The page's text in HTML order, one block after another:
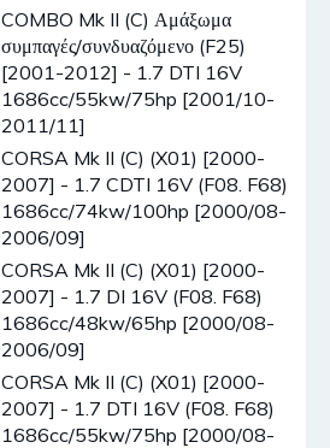
COMBO Mk II (C) Αμάξωμα
συμπαγές/συνδυαζόμενο (F25)
[2001-2012] - 1.7 DTI 16V
1686cc/55kw/75hp [2001/10-
2011/11]
CORSA Mk II (C) (X01) [2000-
2007] - 1.7 CDTI 16V (F08. F68)
1686cc/74kw/100hp [2000/08-
2006/09]
CORSA Mk II (C) (X01) [2000-
2007] - 1.7 DI 16V (F08. F68)
1686cc/48kw/65hp [2000/08-
2006/09]
CORSA Mk II (C) (X01) [2000-
2007] - 1.7 DTI 16V (F08. F68)
1686cc/55kw/75hp [2000/08-